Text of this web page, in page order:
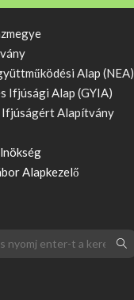
Alap (NEA)
Ifjúsági Alap (GYIA)
Alapítvány
Alapkezelő